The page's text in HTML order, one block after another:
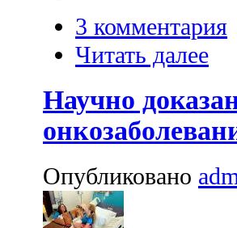
3 комментария
Читать далее
Научно
Опубликовано